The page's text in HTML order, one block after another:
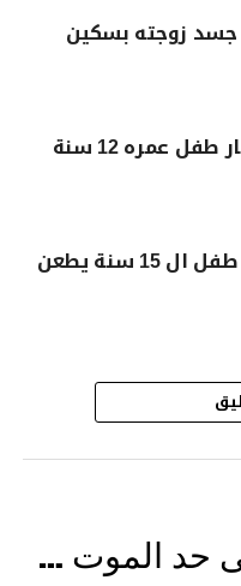
جسد زوجته بسكين
الحمامات : إنتحار طفل عمره 12 سنة
عاجل/المرسى: طفل ال 15 سنة يطعن
حد الموت …